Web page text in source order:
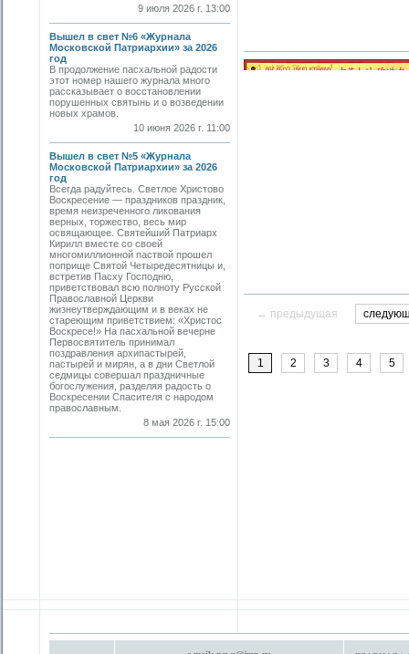
9 июля 2026 г. 13:00
Вышел в свет №6 «Журнала
Московской Патриархии» за 2026
год
В продолжение пасхальной радости
этот номер нашего журнала много
рассказывает о восстановлении
порушенных святынь и о возведении
новых храмов.
10 июня 2026 г. 11:00
Вышел в свет №5 «Журнала
Московской Патриархии» за 2026
год
Всегда радуйтесь. Светлое Христово
Воскресение — праздников праздник,
время неизреченного ликования
верных, торжество, весь мир
освящающее. Святейший Патриарх
Кирилл вместе со своей
многомиллионной паствой прошел
поприще Святой Четыредесятницы и,
встретив Пасху Господню,
приветствовал всю полноту Русской
Православной Церкви
жизнеутверждающим и в веках не
стареющим приветствием: «Христос
Воскресе!» На пасхальной вечерне
Первосвятитель принимал
поздравления архипастырей,
пастырей и мирян, а в дни Светлой
седмицы совершал праздничные
богослужения, разделяя радость о
Воскресении Спасителя с народом
православным.
8 мая 2026 г. 15:00
← предыдущая
1 2 3 4 5